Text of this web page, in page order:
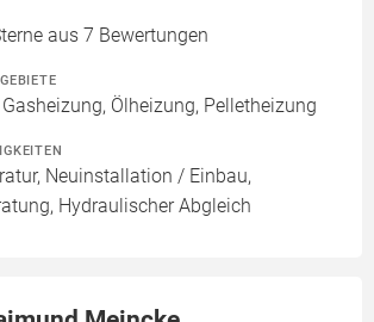
aus 7 Bewertungen
Ölheizung, Pelletheizung
Neuinstallation / Einbau,
Hydraulischer Abgleich